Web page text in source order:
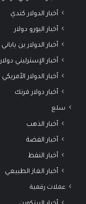
أخبار الدولار كندي
أخبار اليورو دولار
أخبار الدولار ين ياباني
أخبار الإسترليني دولار
أخبار الدولار الأمريكي
أخبار دولار فرنك
سلع
أخبار الذهب
أخبار الفضة
أخبار النفط
أخبار الغاز الطبيعي
عملات رقمية